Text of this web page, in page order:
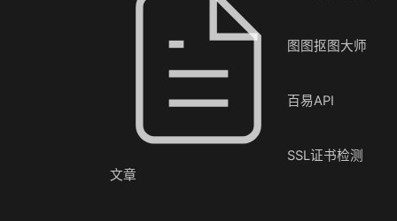
文章
图图抠图大师
百易API
SSL证书检测